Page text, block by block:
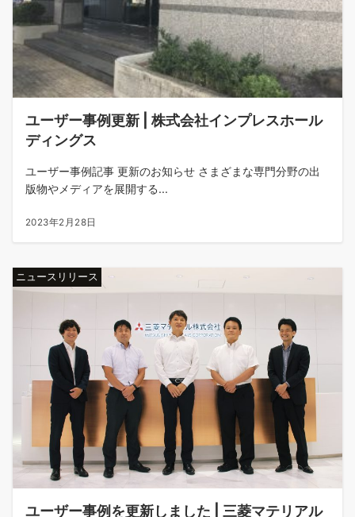
ユーザー事例更新 | 株式会社インプレスホール
ディングス
ユーザー事例記事 更新のお知らせ さまざまな専門分野の出
版物やメディアを展開する...
2023年2月28日
ニュースリリース
ユーザー事例を更新しました | 三菱マテリアル